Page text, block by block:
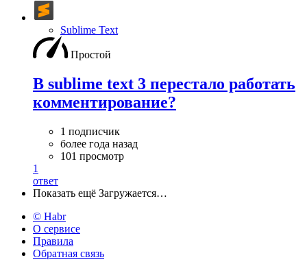
Sublime Text
Простой
В sublime text 3 перестало работать
комментирование?
1 подписчик
более года назад
101 просмотр
1
ответ
Показать ещё Загружается…
© Habr
О сервисе
Правила
Обратная связь